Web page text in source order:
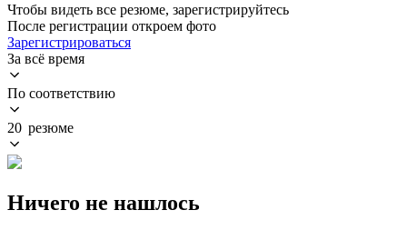
Чтобы видеть все резюме, зарегистрируйтесь
После регистрации откроем фото
Зарегистрироваться
За всё время
По соответствию
20 резюме
Ничего не нашлось